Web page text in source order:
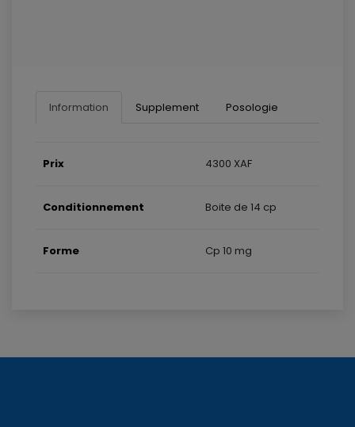
Information Supplement Posologie
Prix 4300 XAF
Conditionnement Boite de 14 cp
Forme Cp 10 mg